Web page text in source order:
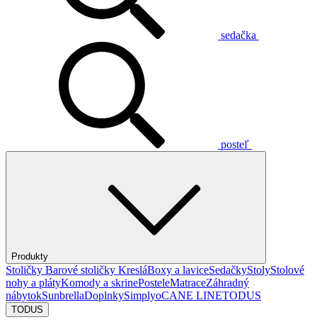
sedačka
posteľ
Produkty
Stoličky Barové stoličky KresláBoxy a laviceSedačkyStolyStolové
nohy a plátyKomody a skrinePosteleMatraceZáhradný
nábytokSunbrellaDoplnkySimplyoCANE LINETODUS
TODUS